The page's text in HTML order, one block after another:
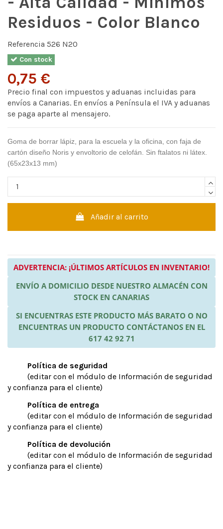
Residuos - Color Blanco
Referencia 526 N20
Con stock
0,75 €
Precio final con impuestos y aduanas incluidas para
envíos a Canarias. En envíos a Península el IVA y aduanas
se paga aparte al mensajero.
Goma de borrar lápiz, para la escuela y la oficina, con faja de
cartón diseño Noris y envoltorio de celofán. Sin ftalatos ni látex.
(65x23x13 mm)
Añadir al carrito
ADVERTENCIA: ¡ÚLTIMOS ARTÍCULOS EN INVENTARIO!
ENVÍO A DOMICILIO DESDE NUESTRO ALMACÉN CON
STOCK EN CANARIAS
SI ENCUENTRAS ESTE PRODUCTO MÁS BARATO O NO
ENCUENTRAS UN PRODUCTO CONTÁCTANOS EN EL
617 42 92 71
Política de seguridad
(editar con el módulo de Información de seguridad
y confianza para el cliente)
Política de entrega
(editar con el módulo de Información de seguridad
y confianza para el cliente)
Política de devolución
(editar con el módulo de Información de seguridad
y confianza para el cliente)